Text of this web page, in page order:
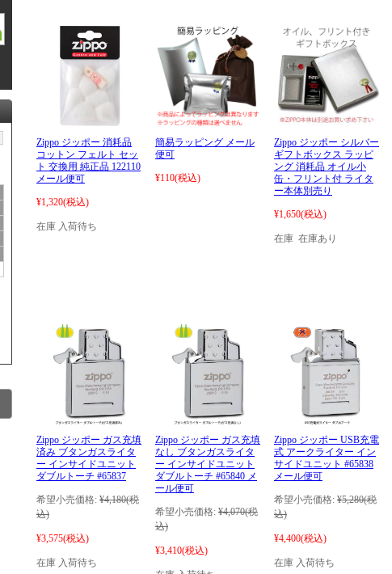
Zippo ジッポー 消耗品
コットン フェルト セッ
ト 交換用 純正品 122110
メール便可
¥1,320(税込)
在庫 入荷待ち
簡易ラッピング メール
便可
¥110(税込)
Zippo ジッポー シルバー
ギフトボックス ラッピ
ング 消耗品 オイル小
缶・フリント付 ライタ
ー本体別売り
¥1,650(税込)
在庫 在庫あり
Zippo ジッポー ガス充填
済み ブタンガスライタ
ー インサイドユニット
ダブルトーチ #65837
希望小売価格: ¥4,180(税
込)
¥3,575(税込)
在庫 入荷待ち
Zippo ジッポー ガス充填
なし ブタンガスライタ
ー インサイドユニット
ダブルトーチ #65840 メ
ール便可
希望小売価格: ¥4,070(税
込)
¥3,410(税込)
Zippo ジッポー USB充電
式 アークライター イン
サイドユニット #65838
メール便可
希望小売価格: ¥5,280(税
込)
¥4,400(税込)
在庫 入荷待ち